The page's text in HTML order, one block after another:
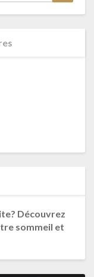
Découvrez
sommeil et